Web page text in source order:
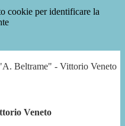
cookie per identificare la
Beltrame" - Vittorio Veneto
Veneto